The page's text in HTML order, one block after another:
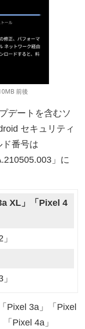
前後
デートを含むソ
セキュリティ
番号は
」に
XL」「Pixel 4
Pixel 3a」「Pixel
Pixel 4a」